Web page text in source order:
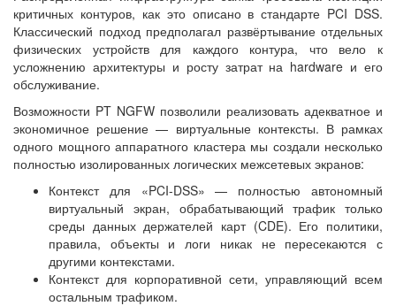
критичных контуров, как это описано в стандарте PCI DSS.
Классический подход предполагал развёртывание отдельных
физических устройств для каждого контура, что вело к
усложнению архитектуры и росту затрат на hardware и его
обслуживание.
Возможности PT NGFW позволили реализовать адекватное и
экономичное решение — виртуальные контексты. В рамках
одного мощного аппаратного кластера мы создали несколько
полностью изолированных логических межсетевых экранов:
Контекст для «PCI-DSS» — полностью автономный
виртуальный экран, обрабатывающий трафик только
среды данных держателей карт (CDE). Его политики,
правила, объекты и логи никак не пересекаются с
другими контекстами.
Контекст для корпоративной сети, управляющий всем
остальным трафиком.